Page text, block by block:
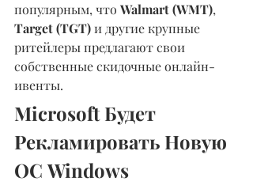
популярным, что Walmart (WMT),
Target (TGT) и другие крупные
ритейлеры предлагают свои
собственные скидочные онлайн-
ивенты.
Microsoft Будет
Рекламировать Новую
ОС Windows